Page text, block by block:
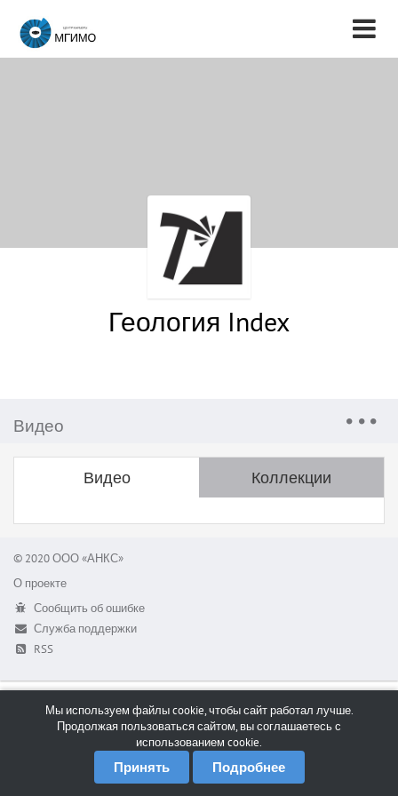
Геология Index
Видео
Видео Коллекции
© 2020 ООО «АНКС»
О проекте
Сообщить об ошибке
Служба поддержки
RSS
Мы используем файлы cookie, чтобы сайт работал лучше.
Продолжая пользоваться сайтом, вы соглашаетесь с
использованием cookie.
Принять Подробнее